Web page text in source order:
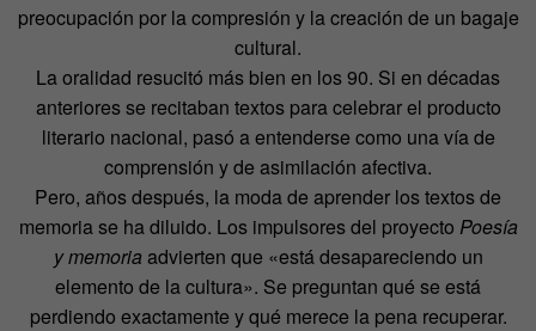
preocupación por la compresión y la creación de un bagaje
cultural.
La oralidad resucitó más bien en los 90. Si en décadas
anteriores se recitaban textos para celebrar el producto
literario nacional, pasó a entenderse como una vía de
comprensión y de asimilación afectiva.
Pero, años después, la moda de aprender los textos de
memoria se ha diluido. Los impulsores del proyecto Poesía
y memoria advierten que «está desapareciendo un
elemento de la cultura». Se preguntan qué se está
perdiendo exactamente y qué merece la pena recuperar.